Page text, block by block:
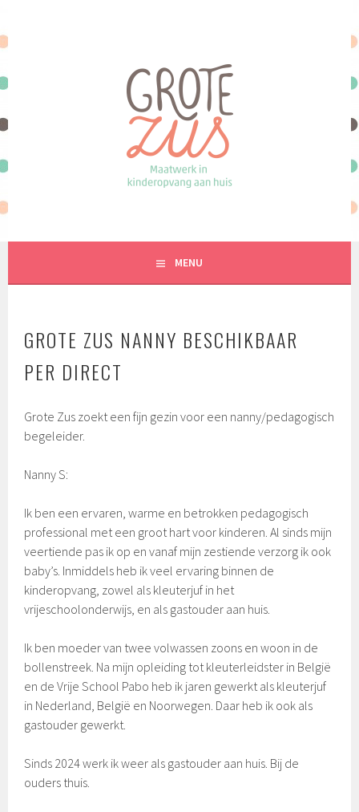
inhoud
MENU
GROTE ZUS NANNY BESCHIKBAAR
PER DIRECT
Grote Zus zoekt een fijn gezin voor een nanny/pedagogisch
begeleider.
Nanny S:
Ik ben een ervaren, warme en betrokken pedagogisch
professional met een groot hart voor kinderen. Al sinds mijn
veertiende pas ik op en vanaf mijn zestiende verzorg ik ook
baby’s. Inmiddels heb ik veel ervaring binnen de
kinderopvang, zowel als kleuterjuf in het
vrijeschoolonderwijs, en als gastouder aan huis.
Ik ben moeder van twee volwassen zoons en woon in de
bollenstreek. Na mijn opleiding tot kleuterleidster in België
en de Vrije School Pabo heb ik jaren gewerkt als kleuterjuf
in Nederland, België en Noorwegen. Daar heb ik ook als
gastouder gewerkt.
Sinds 2024 werk ik weer als gastouder aan huis. Bij de
ouders thuis.